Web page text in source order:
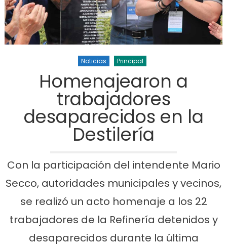
Noticias Principal
Homenajearon a
trabajadores
desaparecidos en la
Destilería
Con la participación del intendente Mario
Secco, autoridades municipales y vecinos,
se realizó un acto homenaje a los 22
trabajadores de la Refinería detenidos y
desaparecidos durante la última